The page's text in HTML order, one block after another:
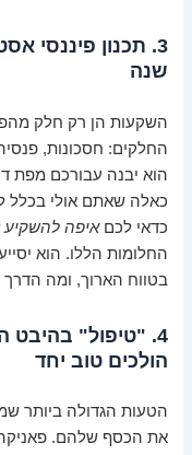
שנה
השקעות הן רק חלק
החלקים: חסכונות,
הוא יבנה עבורכם מפת
כאלה שאתם אולי בכלל
כדאי לכםאיפה להשקיע 200 אלף שקל
החלומות הללו. הוא
בטווח הארוך, ומה
4. "טיפול" בהיבט
הולכים טוב יחד
הטעות הגדולה ביותר
את הכסף שלהם. פאניקה